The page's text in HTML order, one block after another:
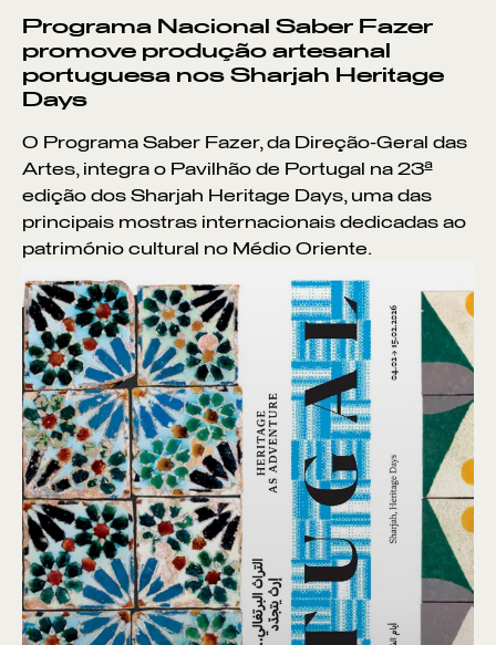
Pontos de Interesse
Sem resultados
Programa Nacional Saber Fazer
promove produção artesanal
portuguesa nos Sharjah Heritage
Days
O Programa Saber Fazer, da Direção-Geral das
Artes, integra o Pavilhão de Portugal na 23ª
edição dos Sharjah Heritage Days, uma das
principais mostras internacionais dedicadas ao
património cultural no Médio Oriente.